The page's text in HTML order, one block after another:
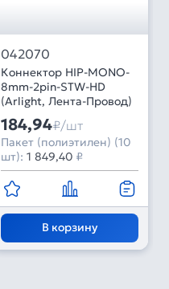
042070
Коннектор HIP-MONO-
8mm-2pin-STW-HD
(Arlight, Лента-Провод)
184,94₽/шт
Пакет (полиэтилен) (10
шт): 1 849,40 ₽
В корзину